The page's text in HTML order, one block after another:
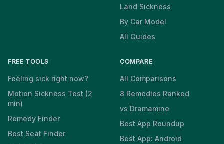
Land Sickness
By Car Model
All Guides
FREE TOOLS
Feeling sick right now?
Motion Sickness Test (2
min)
Remedy Finder
Best Seat Finder
COMPARE
All Comparisons
8 Remedies Ranked
vs Dramamine
Best App Roundup
Best App: Android